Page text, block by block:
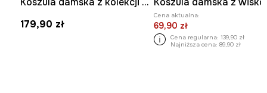
179,90 zł
Cena aktualna:
69,90 zł
Cena regularna: 139,90 zł
Najniższa cena: 89,90 zł